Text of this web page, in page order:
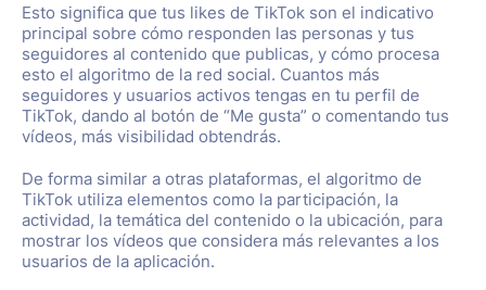
Esto significa que tus likes de TikTok son el indicativo
principal sobre cómo responden las personas y tus
seguidores al contenido que publicas, y cómo procesa
esto el algoritmo de la red social. Cuantos más
seguidores y usuarios activos tengas en tu perfil de
TikTok, dando al botón de “Me gusta” o comentando tus
vídeos, más visibilidad obtendrás.
De forma similar a otras plataformas, el algoritmo de
TikTok utiliza elementos como la participación, la
actividad, la temática del contenido o la ubicación, para
mostrar los vídeos que considera más relevantes a los
usuarios de la aplicación.